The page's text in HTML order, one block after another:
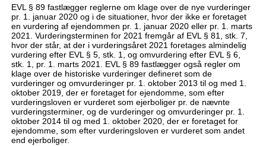
EVL § 89 fastlægger reglerne om klage over de nye vurderinger
pr. 1. januar 2020 og i de situationer, hvor der ikke er foretaget
en vurdering af ejendommen pr. 1. januar 2020 eller pr. 1. marts
2021. Vurderingsterminen for 2021 fremgår af EVL § 81, stk. 7,
hvor der står, at der i vurderingsåret 2021 foretages almindelig
vurdering efter EVL § 5, stk. 1, og omvurdering efter EVL § 6,
stk. 1, pr. 1. marts 2021. EVL § 89 fastlægger også regler om
klage over de historiske vurderinger defineret som de
vurderinger og omvurderinger pr. 1. oktober 2013 til og med 1.
oktober 2019, der er foretaget for ejendomme, som efter
vurderingsloven er vurderet som ejerboliger pr. de nævnte
vurderingsterminer, og de vurderinger og omvurderinger pr. 1.
oktober 2014 til og med 1. oktober 2020, der er foretaget for
ejendomme, som efter vurderingsloven er vurderet som andet
end ejerboliger.